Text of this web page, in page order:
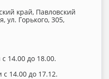
край, Павловский
ул. Горького, 305,
14.00 до 18.00.
14.00 до 17.12.